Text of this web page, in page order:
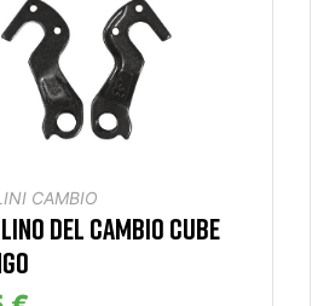
CAMBIO
DEL CAMBIO CUBE